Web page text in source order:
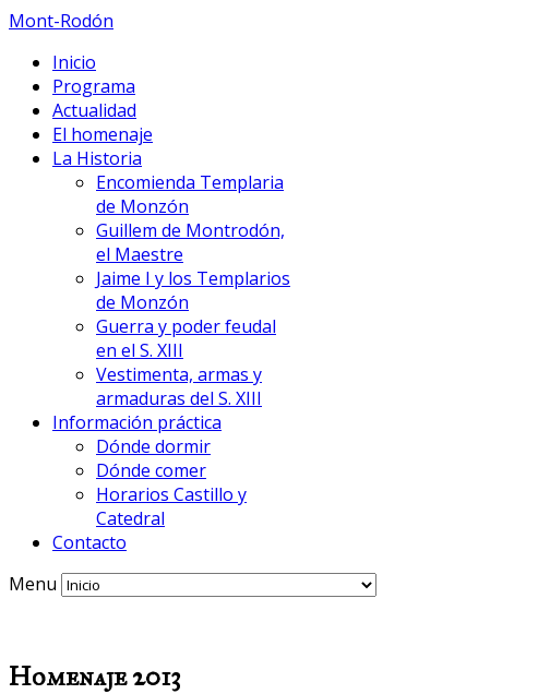
Mont-Rodón
Inicio
Programa
Actualidad
El homenaje
La Historia
Encomienda Templaria
de Monzón
Guillem de Montrodón,
el Maestre
Jaime I y los Templarios
de Monzón
Guerra y poder feudal
en el S. XIII
Vestimenta, armas y
armaduras del S. XIII
Información práctica
Dónde dormir
Dónde comer
Horarios Castillo y
Catedral
Contacto
Menu
Homenaje 2013